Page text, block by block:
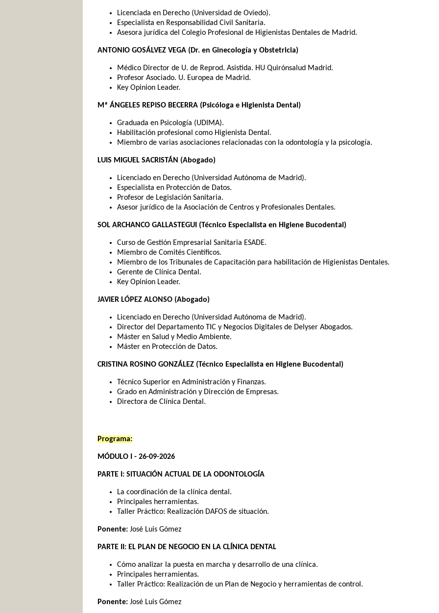
Licenciada en Derecho (Universidad de Oviedo).
Especialista en Responsabilidad Civil Sanitaria.
Asesora jurídica del Colegio Profesional de Higienistas Dentales de Madrid.
ANTONIO GOSÁLVEZ VEGA (Dr. en Ginecología y Obstetricia)
Médico Director de U. de Reprod. Asistida. HU Quirónsalud Madrid.
Profesor Asociado. U. Europea de Madrid.
Key Opinion Leader.
Mª ÁNGELES REPISO BECERRA (Psicóloga e Higienista Dental)
Graduada en Psicología (UDIMA).
Habilitación profesional como Higienista Dental.
Miembro de varias asociaciones relacionadas con la odontología y la psicología.
LUIS MIGUEL SACRISTÁN (Abogado)
Licenciado en Derecho (Universidad Autónoma de Madrid).
Especialista en Protección de Datos.
Profesor de Legislación Sanitaria.
Asesor jurídico de la Asociación de Centros y Profesionales Dentales.
SOL ARCHANCO GALLASTEGUI (Técnico Especialista en Higiene Bucodental)
Curso de Gestión Empresarial Sanitaria ESADE.
Miembro de Comités Científicos.
Miembro de los Tribunales de Capacitación para habilitación de Higienistas Dentales.
Gerente de Clínica Dental.
Key Opinion Leader.
JAVIER LÓPEZ ALONSO (Abogado)
Licenciado en Derecho (Universidad Autónoma de Madrid).
Director del Departamento TIC y Negocios Digitales de Delyser Abogados.
Máster en Salud y Medio Ambiente.
Máster en Protección de Datos.
CRISTINA ROSINO GONZÁLEZ (Técnico Especialista en Higiene Bucodental)
Técnico Superior en Administración y Finanzas.
Grado en Administración y Dirección de Empresas.
Directora de Clínica Dental.
Programa:
MÓDULO I - 26-09-2026
PARTE I: SITUACIÓN ACTUAL DE LA ODONTOLOGÍA
La coordinación de la clínica dental.
Principales herramientas.
Taller Práctico: Realización DAFOS de situación.
Ponente: José Luis Gómez
PARTE II: EL PLAN DE NEGOCIO EN LA CLÍNICA DENTAL
Cómo analizar la puesta en marcha y desarrollo de una clínica.
Principales herramientas.
Taller Práctico: Realización de un Plan de Negocio y herramientas de control.
Ponente: José Luis Gómez